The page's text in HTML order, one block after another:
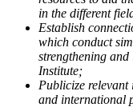
in the different
Establish
which conduct
strengthening
Institute;
Publicize
and international